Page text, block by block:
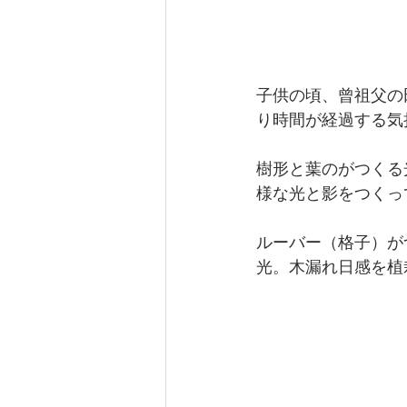
【青のオフィス】東京都江戸川区
マンションリノベ
アフターコロナ・withコロナの
子供の頃、曾祖父
り時間が経過する
樹形と葉のがつく
様な光と影をつく
ルーバー（格子）
光。木漏れ日感を